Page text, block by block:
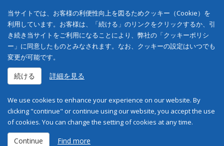
当サイトでは、お客様の利便性向上を図るためクッキー（Cookie）を
利用しています。お客様は、「続ける」のリンクをクリックするか、引
き続き当サイトをご利用になることにより、弊社の「クッキーポリシ
ー」に同意したものとみなされます。なお、クッキーの設定はいつでも
変更が可能です。
続ける 詳細を見る
We use cookies to enhance your experience on our website. By
clicking "continue" or continue using our website, you accept the use
of cookies. You can change the setting of cookies at any time.
Continue Find more